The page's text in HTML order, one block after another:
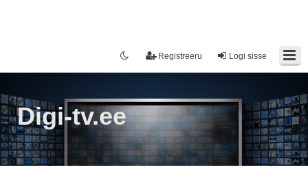
Logi sisse
Registreeru
Digi-tv.ee